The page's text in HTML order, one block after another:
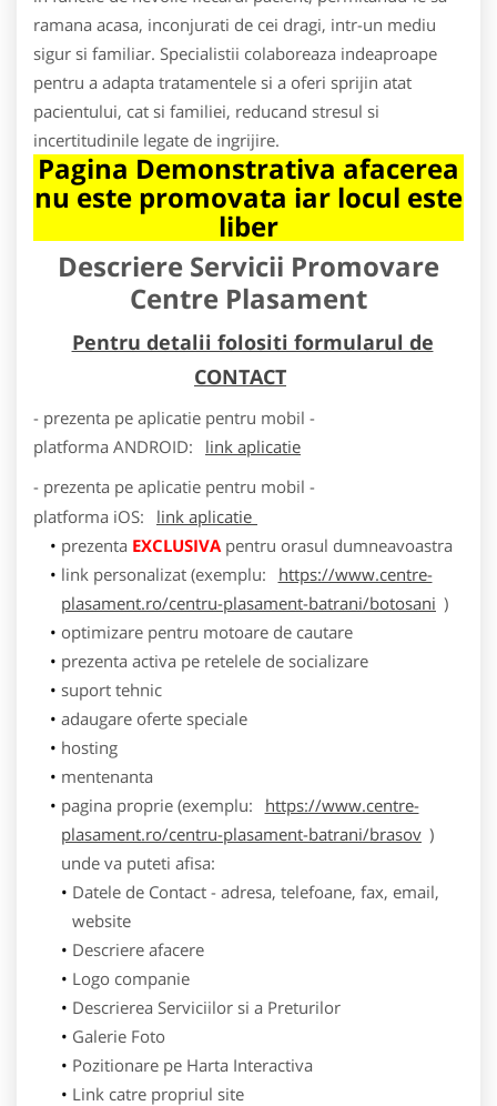
ramana acasa, inconjurati de cei dragi, intr-un mediu
sigur si familiar. Specialistii colaboreaza indeaproape
pentru a adapta tratamentele si a oferi sprijin atat
pacientului, cat si familiei, reducand stresul si
incertitudinile legate de ingrijire.
Pagina Demonstrativa afacerea
nu este promovata iar locul este
liber
Descriere Servicii Promovare
Centre Plasament
Pentru detalii folositi formularul de
CONTACT
- prezenta pe aplicatie pentru mobil -
platforma ANDROID:
link aplicatie
- prezenta pe aplicatie pentru mobil -
platforma iOS:
link aplicatie
prezenta EXCLUSIVApentru orasul dumneavoastra
link personalizat (exemplu:
https://www.centre-
plasament.ro/centru-plasament-batrani/botosani )
optimizare pentru motoare de cautare
prezenta activa pe retelele de socializare
suport tehnic
adaugare oferte speciale
hosting
mentenanta
pagina proprie (exemplu:
https://www.centre-
plasament.ro/centru-plasament-batrani/brasov )
unde va puteti afisa:
Datele de Contact - adresa, telefoane, fax, email,
website
Descriere afacere
Logo companie
Descrierea Serviciilor si a Preturilor
Galerie Foto
Pozitionare pe Harta Interactiva
Link catre propriul site